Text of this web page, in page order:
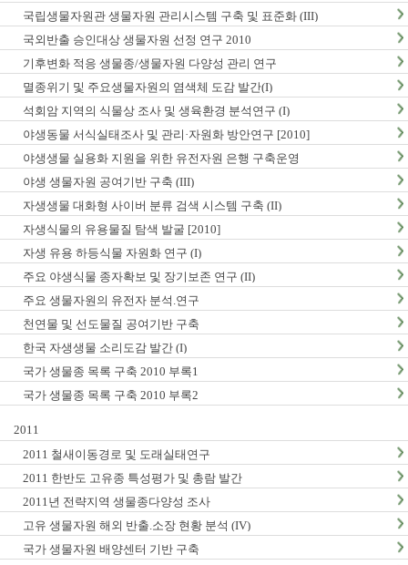
국립생물자원관 생물자원 관리시스템 구축 및 표준화 (III)
국외반출 승인대상 생물자원 선정 연구 2010
기후변화 적응 생물종/생물자원 다양성 관리 연구
멸종위기 및 주요생물자원의 염색체 도감 발간(I)
석회암 지역의 식물상 조사 및 생육환경 분석연구 (I)
야생동물 서식실태조사 및 관리·자원화 방안연구 [2010]
야생생물 실용화 지원을 위한 유전자원 은행 구축운영
야생 생물자원 공여기반 구축 (III)
자생생물 대화형 사이버 분류 검색 시스템 구축 (II)
자생식물의 유용물질 탐색 발굴 [2010]
자생 유용 하등식물 자원화 연구 (I)
주요 야생식물 종자확보 및 장기보존 연구 (II)
주요 생물자원의 유전자 분석.연구
천연물 및 선도물질 공여기반 구축
한국 자생생물 소리도감 발간 (I)
국가 생물종 목록 구축 2010 부록1
국가 생물종 목록 구축 2010 부록2
2011
2011 철새이동경로 및 도래실태연구
2011 한반도 고유종 특성평가 및 총람 발간
2011년 전략지역 생물종다양성 조사
고유 생물자원 해외 반출.소장 현황 분석 (IV)
국가 생물자원 배양센터 기반 구축